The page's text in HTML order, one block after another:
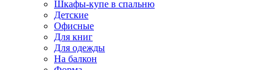
Шкафы-купе в спальню
Детские
Офисные
Для книг
Для одежды
На балкон